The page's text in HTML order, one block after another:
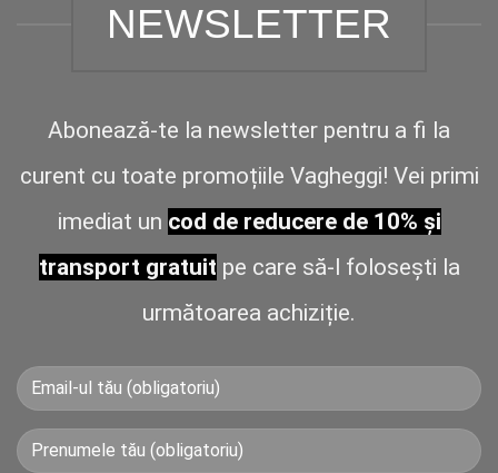
NEWSLETTER
Abonează-te la newsletter pentru a fi la
curent cu toate promoțiile Vagheggi! Vei primi
imediat un cod de reducere de 10% și
transport gratuit pe care să-l folosești la
următoarea achiziție.